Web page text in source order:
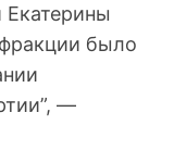
было
—